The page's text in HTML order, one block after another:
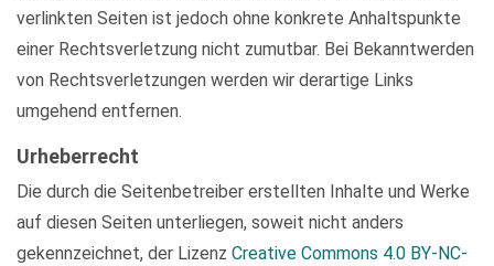
verlinkten Seiten ist jedoch ohne konkrete Anhaltspunkte
einer Rechtsverletzung nicht zumutbar. Bei Bekanntwerden
von Rechtsverletzungen werden wir derartige Links
umgehend entfernen.
Urheberrecht
Die durch die Seitenbetreiber erstellten Inhalte und Werke
auf diesen Seiten unterliegen, soweit nicht anders
gekennzeichnet, der Lizenz Creative Commons 4.0 BY-NC-